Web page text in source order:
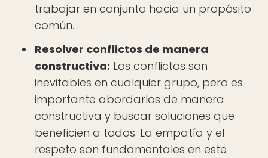
trabajar en conjunto hacia un propósito
común.
Resolver conflictos de manera
constructiva: Los conflictos son
inevitables en cualquier grupo, pero es
importante abordarlos de manera
constructiva y buscar soluciones que
beneficien a todos. La empatía y el
respeto son fundamentales en este